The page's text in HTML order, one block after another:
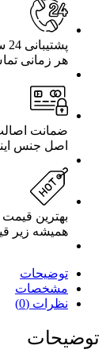
پشتیبانی 24 ساعته
هر زمانی
ضمانت
اصل جنس
بهترین
همیشه زیر
توضیحات
مشخصات
نظرات (0)
توضیحات